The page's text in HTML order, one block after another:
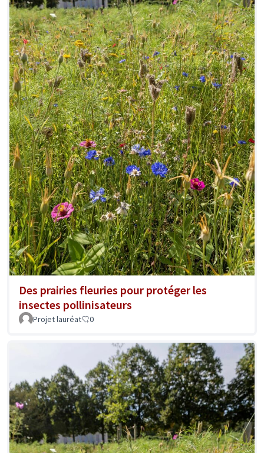
Des prairies fleuries pour protéger les
insectes pollinisateurs
Projet lauréat 0